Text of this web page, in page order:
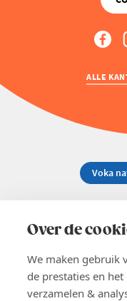
Over de
We maken gebruik
de prestaties en
verzamelen &
ALLE
02 229 81